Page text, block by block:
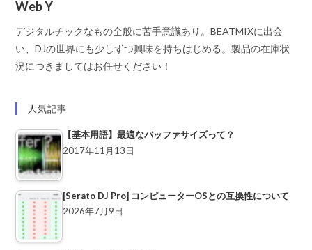
Web Y
デジタルチックなもの全般に苦手意識あり。BEATMIXに出会
い、DJの世界にも少しずつ興味を持ちはじめる。製品の在庫状
況につきましてはお任せください！
人気記事
【基本用語】最適なバッファサイズって？
2017年11月13日
[Serato DJ Pro] コンピューターOSとの互換性について
2026年7月9日